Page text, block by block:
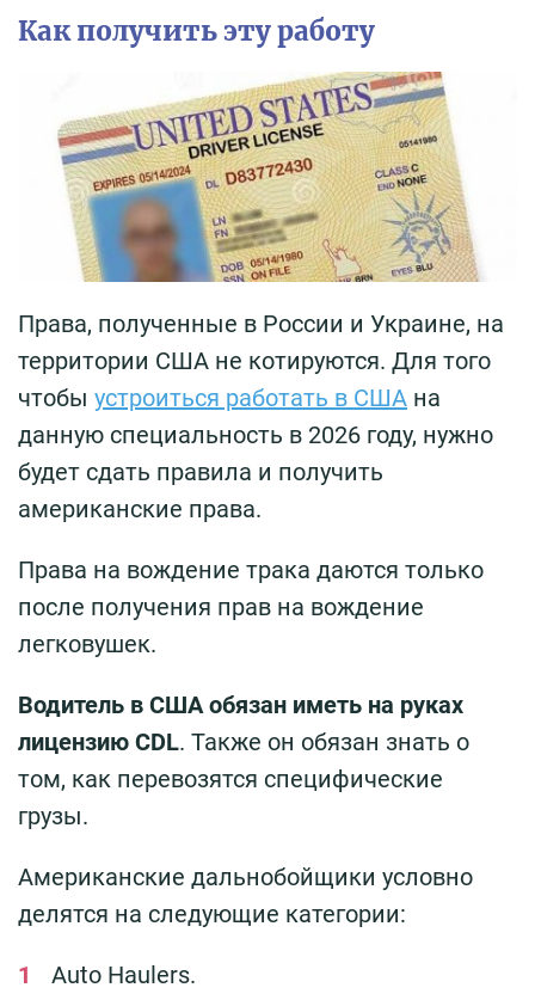
Как получить эту работу
Права, полученные в России и Украине, на
территории США не котируются. Для того
чтобы устроиться работать в США на
данную специальность в 2026 году, нужно
будет сдать правила и получить
американские права.
Права на вождение трака даются только
после получения прав на вождение
легковушек.
Водитель в США обязан иметь на руках
лицензию CDL. Также он обязан знать о
том, как перевозятся специфические
грузы.
Американские дальнобойщики условно
делятся на следующие категории:
Auto Haulers.